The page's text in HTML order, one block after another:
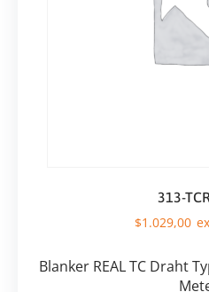
313-
$1.029,00
Blanker REAL TC Draht